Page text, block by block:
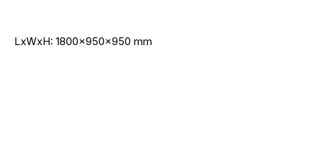
LxWxH: 1800x950x950 mm